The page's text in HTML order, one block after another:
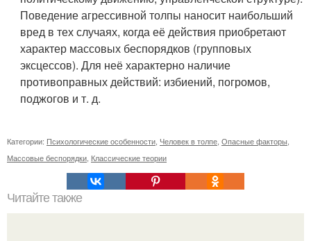
Поведение агрессивной толпы наносит наибольший
вред в тех случаях, когда её действия приобретают
характер массовых беспорядков (групповых
эксцессов). Для неё характерно наличие
противоправных действий: избиений, погромов,
поджогов и т. д.
Категории: Психологические особенности Человек в толпе Опасные факторы
Массовые беспорядки Классические теории
Читайте также